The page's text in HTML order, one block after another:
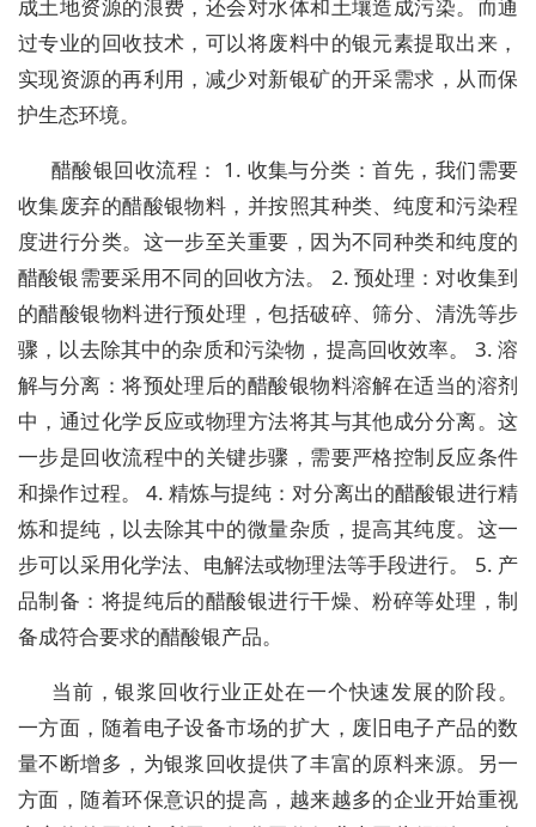
成土地资源的浪费，还会对水体和土壤造成污染。而通
过专业的回收技术，可以将废料中的银元素提取出来，
实现资源的再利用，减少对新银矿的开采需求，从而保
护生态环境。
醋酸银回收流程： 1. 收集与分类：首先，我们需要
收集废弃的醋酸银物料，并按照其种类、纯度和污染程
度进行分类。这一步至关重要，因为不同种类和纯度的
醋酸银需要采用不同的回收方法。 2. 预处理：对收集到
的醋酸银物料进行预处理，包括破碎、筛分、清洗等步
骤，以去除其中的杂质和污染物，提高回收效率。 3. 溶
解与分离：将预处理后的醋酸银物料溶解在适当的溶剂
中，通过化学反应或物理方法将其与其他成分分离。这
一步是回收流程中的关键步骤，需要严格控制反应条件
和操作过程。 4. 精炼与提纯：对分离出的醋酸银进行精
炼和提纯，以去除其中的微量杂质，提高其纯度。这一
步可以采用化学法、电解法或物理法等手段进行。 5. 产
品制备：将提纯后的醋酸银进行干燥、粉碎等处理，制
备成符合要求的醋酸银产品。
当前，银浆回收行业正处在一个快速发展的阶段。
一方面，随着电子设备市场的扩大，废旧电子产品的数
量不断增多，为银浆回收提供了丰富的原料来源。另一
方面，随着环保意识的提高，越来越多的企业开始重视